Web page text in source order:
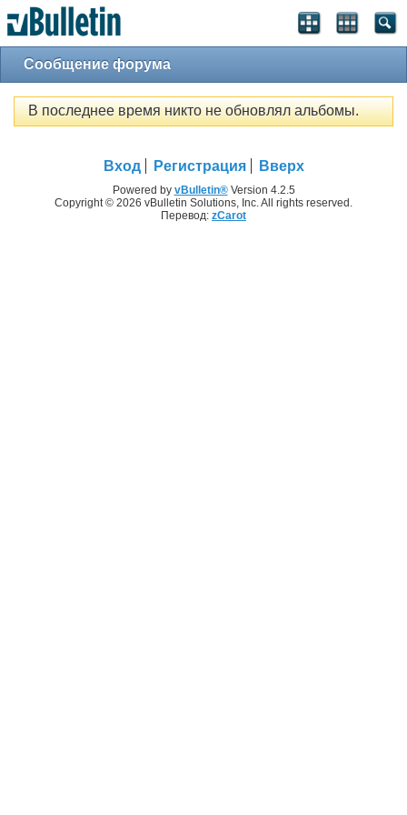
Сообщение форума
В последнее время никто не обновлял альбомы.
Вход Регистрация Вверх
Powered by vBulletin®Version 4.2.5
Copyright © 2026 vBulletin Solutions, Inc. All rights reserved.
Перевод: zCarot